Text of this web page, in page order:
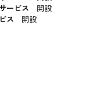
ービス 開設
ス 開設